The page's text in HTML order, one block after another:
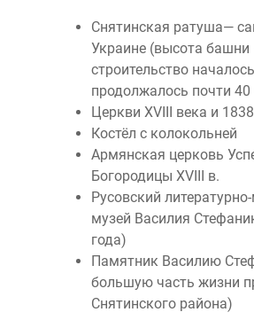
Снятинская ратуша—
Украине (высота
строительство
продолжалось почти 40
Церкви XVIII века и 1838
Костёл с колокольней
Армянская церковь
Богородицы XVIII в.
Русовский
музей Василия
года)
Памятник Василию
большую часть жизни
Снятинского района)